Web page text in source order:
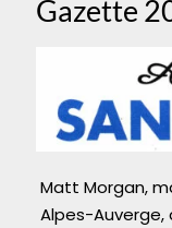
Gazette
Matt Morgan,
Alpes-